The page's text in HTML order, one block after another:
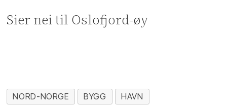
Sier nei til Oslofjord-øy
NORD-NORGE BYGG HAVN